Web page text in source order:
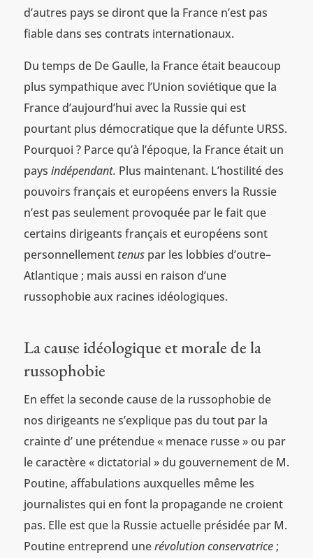
d’autres pays se diront que la France n’est pas
fiable dans ses contrats internationaux.
Du temps de De Gaulle, la France était beaucoup
plus sympathique avec l’Union soviétique que la
France d’aujourd’hui avec la Russie qui est
pourtant plus démocratique que la défunte URSS.
Pourquoi ? Parce qu’à l’époque, la France était un
pays indépendant. Plus maintenant. L’hostilité des
pouvoirs français et européens envers la Russie
n’est pas seulement provoquée par le fait que
certains dirigeants français et européens sont
personnellement tenuspar les lobbies d’outre–
Atlantique ; mais aussi en raison d’une
russophobie aux racines idéologiques.
La cause idéologique et morale de la
russophobie
En effet la seconde cause de la russophobie de
nos dirigeants ne s’explique pas du tout par la
crainte d’ une prétendue « menace russe » ou par
le caractère « dictatorial » du gouvernement de M.
Poutine, affabulations auxquelles même les
journalistes qui en font la propagande ne croient
pas. Elle est que la Russie actuelle présidée par M.
Poutine entreprend unerévolution conservatrice;